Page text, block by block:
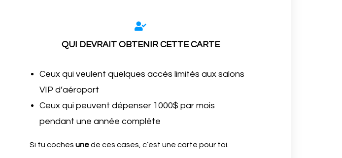
QUI DEVRAIT OBTENIR CETTE CARTE
Ceux qui veulent quelques accès limités aux salons
VIP d’aéroport
Ceux qui peuvent dépenser 1000$ par mois
pendant une année complète
Si tu coches unede ces cases, c’est une carte pour toi.